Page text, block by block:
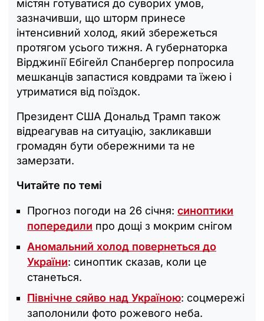
містян готуватися до суворих умов,
зазначивши, що шторм принесе
інтенсивний холод, який збережеться
протягом усього тижня. А губернаторка
Вірджинії Ебігейл Спанбергер попросила
мешканців запастися ковдрами та їжею і
утриматися від поїздок.
Президент США Дональд Трамп також
відреагував на ситуацію, закликавши
громадян бути обережними та не
замерзати.
Читайте по темі
Прогноз погоди на 26 січня: синоптики
попередили про дощі з мокрим снігом
Аномальний холод повернеться до
України: синоптик сказав, коли це
станеться.
Північне сяйво над Україною: соцмережі
заполонили фото рожевого неба.